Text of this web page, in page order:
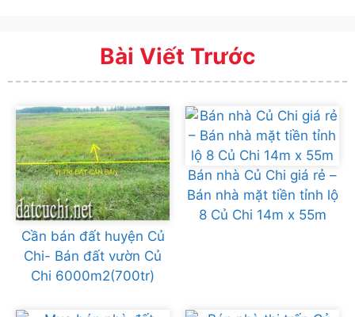
Bài Viết Trước
Cần bán đất huyện Củ
Chi- Bán đất vườn Củ
Chi 6000m2(700tr)
Bán nhà Củ Chi giá rẻ –
Bán nhà mặt tiền tỉnh lộ
8 Củ Chi 14m x 55m